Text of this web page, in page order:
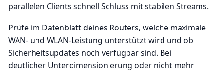
parallelen Clients schnell Schluss mit stabilen Streams.
Prüfe im Datenblatt deines Routers, welche maximale
WAN- und WLAN-Leistung unterstützt wird und ob
Sicherheitsupdates noch verfügbar sind. Bei
deutlicher Unterdimensionierung oder nicht mehr